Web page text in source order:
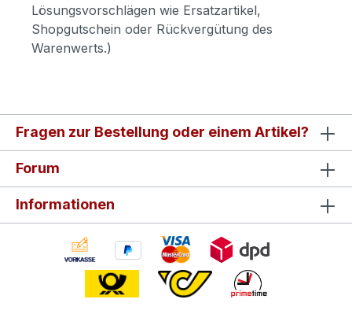
Lösungsvorschlägen wie Ersatzartikel,
Shopgutschein oder Rückvergütung des
Warenwerts.)
Fragen zur Bestellung oder einem Artikel?
Forum
Informationen